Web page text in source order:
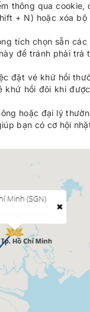
thông qua
+ N) hoặc xóa
tích chọn sẵn
để tránh phải trả
đặt vé khứ hồi
hồi đôi khi
hoặc đại lý
bạn có cơ hội